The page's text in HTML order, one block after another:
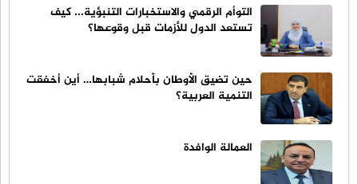
التوأم الرقمي والاستخبارات التنبؤية... كيف
تستعد الدول للأزمات قبل وقوعها؟
حين تضيق الأوطان بأحلام شبابها… أين أخفقت
التنمية العربية؟
العمالة الوافدة